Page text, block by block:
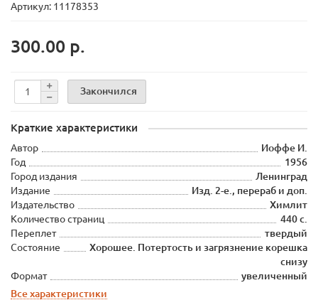
Артикул: 11178353
300.00 р.
Закончился
Краткие характеристики
Автор
Иоффе И.
Год
1956
Город издания
Ленинград
Издание
Изд. 2-е., перераб и доп.
Издательство
Химлит
Количество страниц
440 с.
Переплет
твердый
Состояние
Хорошее. Потертость и загрязнение корешка
снизу
Формат
увеличенный
Все характеристики